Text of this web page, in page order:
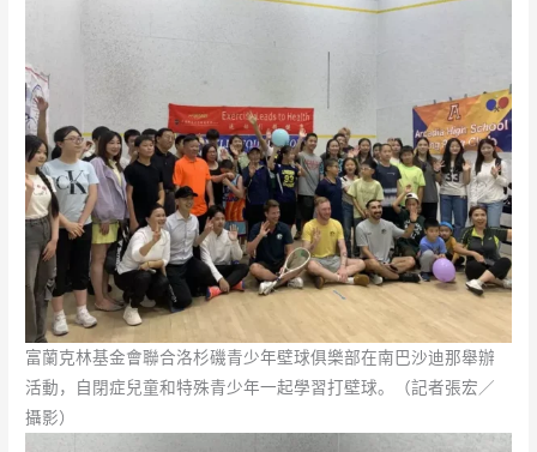
富蘭克林基金會聯合洛杉磯青少年壁球俱樂部在南巴沙迪那舉辦
活動，自閉症兒童和特殊青少年一起學習打壁球。（記者張宏／
攝影）